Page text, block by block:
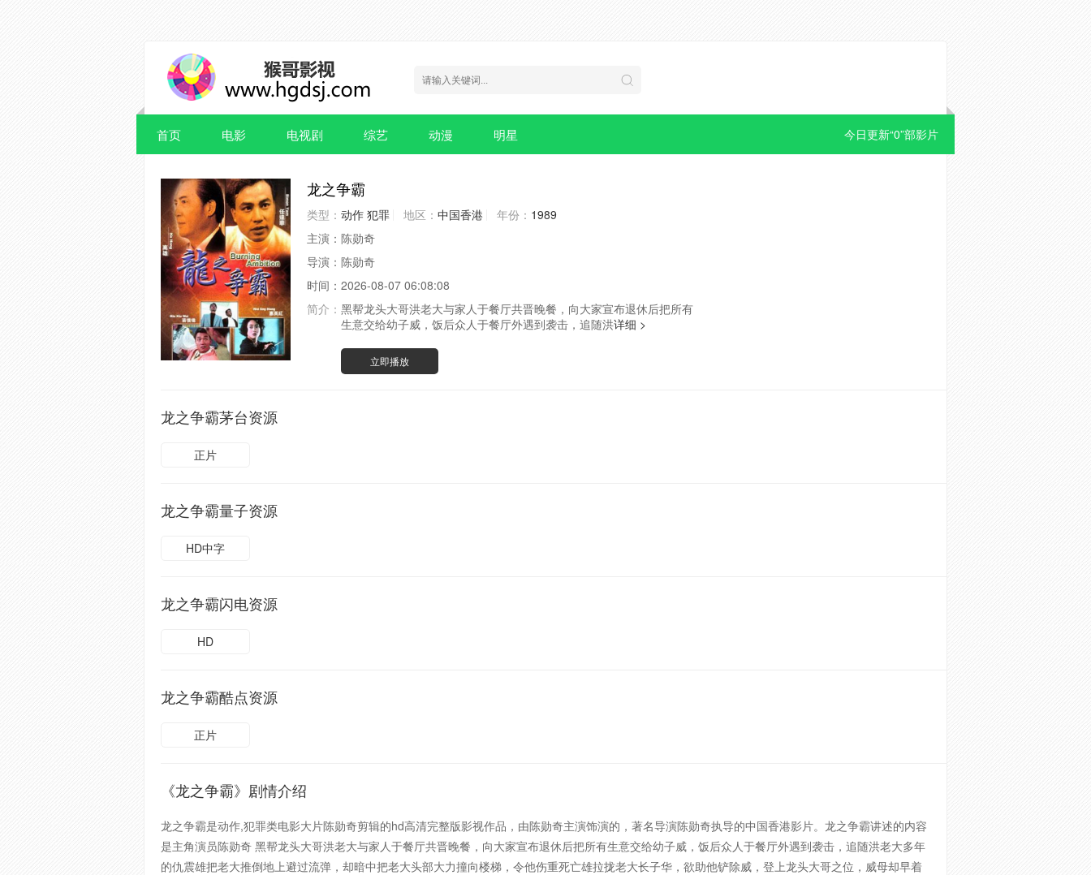
今日更新“0”部影片
首页 电影 电视剧 综艺 动漫 明星
龙之争霸
类型： 动作 犯罪 地区： 中国香港 年份： 1989
主演： 陈勋奇
导演： 陈勋奇
时间： 2026-08-07 06:08:08
简介： 黑帮龙头大哥洪老大与家人于餐厅共晋晚餐，向大家宣布退休后把所有
生意交给幼子威，饭后众人于餐厅外遇到袭击，追随洪详细 >
立即播放
龙之争霸茅台资源
正片
龙之争霸量子资源
HD中字
龙之争霸闪电资源
HD
龙之争霸酷点资源
正片
《龙之争霸》剧情介绍
龙之争霸是动作,犯罪类电影大片陈勋奇剪辑的hd高清完整版影视作品，由陈勋奇主演饰演的，著名导演陈勋奇执导的中国香港影片。龙之争霸讲述的内容
是主角演员陈勋奇 黑帮龙头大哥洪老大与家人于餐厅共晋晚餐，向大家宣布退休后把所有生意交给幼子威，饭后众人于餐厅外遇到袭击，追随洪老大多年
的仇震雄把老大推倒地上避过流弹，却暗中把老大头部大力撞向楼梯，令他伤重死亡雄拉拢老大长子华，欲助他铲除威，登上龙头大哥之位，威母却早着